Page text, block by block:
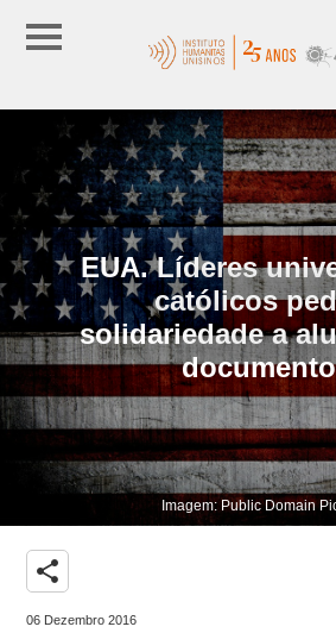
EUA. Líderes
católicos
solidariedade a
Imagem: Public Domain
share
06 Dezembro 2016